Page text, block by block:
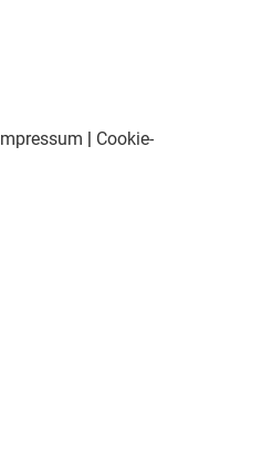
Impressum
Cookie-